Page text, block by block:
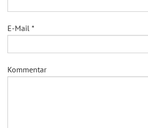
E-Mail *
Kommentar